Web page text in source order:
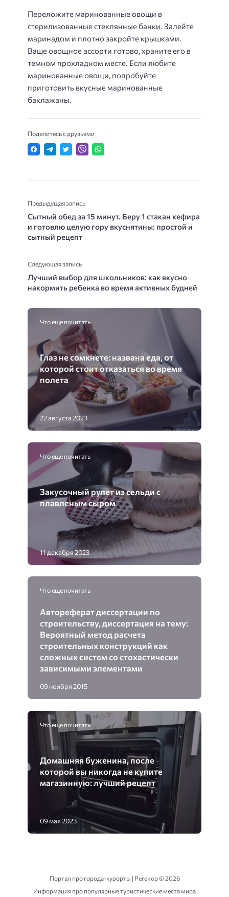
Переложите маринованные овощи в
стерилизованные стеклянные банки. Залейте
маринадом и плотно закройте крышками.
Ваше овощное ассорти готово, храните его в
темном прохладном месте. Если любите
маринованные овощи, попробуйте
приготовить вкусные маринованные
баклажаны.
Поделитесь с друзьями
Предыдущая запись
Сытный обед за 15 минут. Беру 1 стакан кефира
и готовлю целую гору вкуснятины: простой и
сытный рецепт
Следующая запись
Лучший выбор для школьников: как вкусно
накормить ребенка во время активных будней
Что еще почитать
Глаз не сомкнете: названа еда, от
которой стоит отказаться во время
полета
22 августа 2023
Что еще почитать
Закусочный рулет из сельди с
плавленым сыром
11 декабря 2023
Что еще почитать
Автореферат диссертации по
строительству, диссертация на тему:
Вероятный метод расчета
строительных конструкций как
сложных систем со стохастически
зависимыми элементами
09 ноября 2015
Что еще почитать
Домашняя буженина, после
которой вы никогда не купите
магазинную: лучший рецепт
09 мая 2023
Портал про города-курорты | Perekop ©2026
Информация про популярные туристические места мира